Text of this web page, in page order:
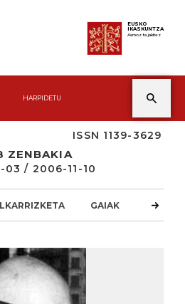
EUSKO
IKASKUNTZA
Asmoz ta jakitez
HARPIDETU
ISSN 1139-3629
ZENBAKIA
03 / 2006-11-10
GAIAK